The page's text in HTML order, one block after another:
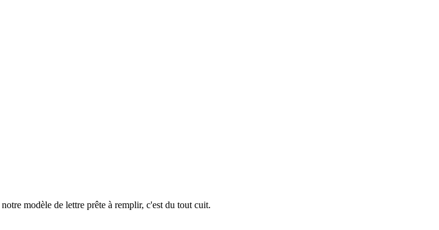
modèle de lettre prête à remplir, c'est du tout cuit.